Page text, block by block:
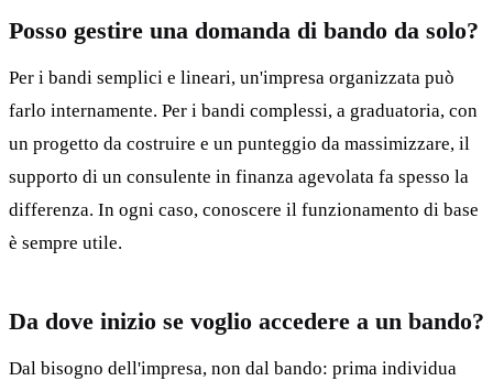
Posso gestire una domanda di bando da solo?
Per i bandi semplici e lineari, un'impresa organizzata può
farlo internamente. Per i bandi complessi, a graduatoria, con
un progetto da costruire e un punteggio da massimizzare, il
supporto di un consulente in finanza agevolata fa spesso la
differenza. In ogni caso, conoscere il funzionamento di base
è sempre utile.
Da dove inizio se voglio accedere a un bando?
Dal bisogno dell'impresa, non dal bando: prima individua